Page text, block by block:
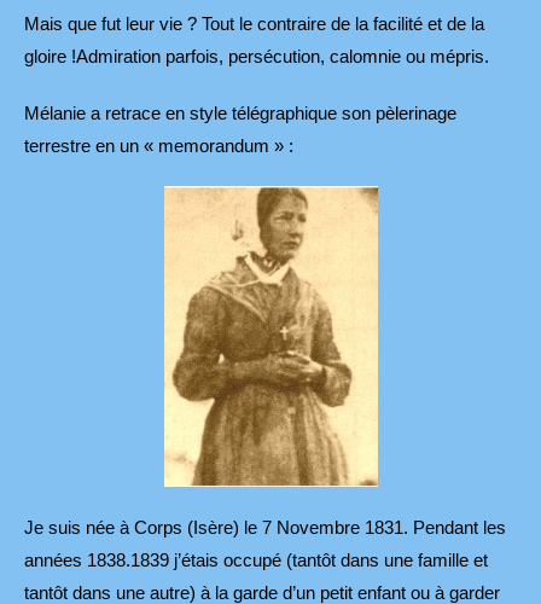
Mais que fut leur vie ? Tout le contraire de la facilité et de la
gloire !Admiration parfois, persécution, calomnie ou mépris.
Mélanie a retrace en style télégraphique son pèlerinage
terrestre en un « memorandum » :
Je suis née à Corps (Isère) le 7 Novembre 1831. Pendant les
années 1838.1839 j’étais occupé (tantôt dans une famille et
tantôt dans une autre) à la garde d’un petit enfant ou à garder